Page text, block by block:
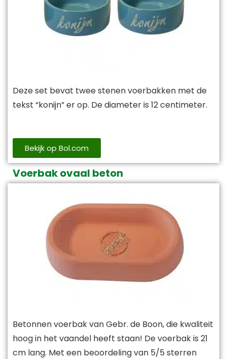
Deze set bevat twee stenen voerbakken met de
tekst “konijn” er op. De diameter is 12 centimeter.
Bekijk op Bol.com
Voerbak ovaal beton
Betonnen voerbak van Gebr. de Boon, die kwaliteit
hoog in het vaandel heeft staan! De voerbak is 21
cm lang. Met een beoordeling van 5/5 sterren